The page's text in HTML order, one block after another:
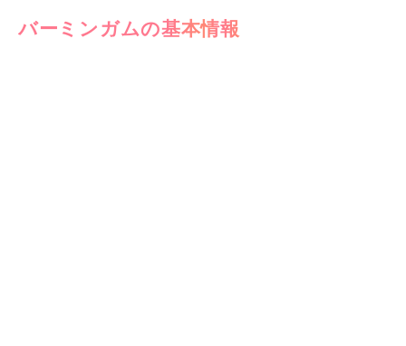
バーミンガムの基本情報